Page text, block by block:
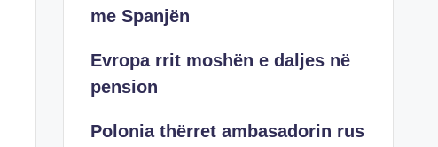
me Spanjën
Evropa rrit moshën e daljes në
pension
Polonia thërret ambasadorin rus